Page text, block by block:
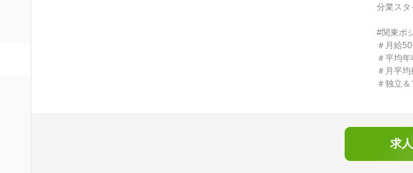
分業ス
#関東ポ
＃月給
＃平均
＃月平
＃独立
求